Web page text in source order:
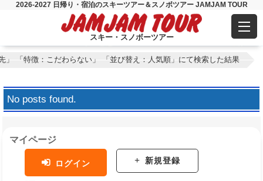
2026-2027 日帰り・宿泊のスキーツアー＆スノボツアー JAMJAM TOUR
スキー・スノボーツアー
「特徴：こだわらない」 「並び替え：人気順」にて検索した結果
No posts found.
マイページ
ログイン 新規登録